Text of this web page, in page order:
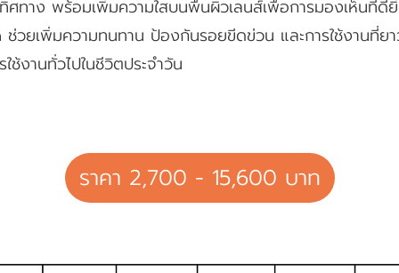
ศทาง พร้อมเพิ่มความใสบนพื้นผิวเลนส์เพื่อการมองเห็นที่ดี
ช่วยเพิ่มความทนทาน ป้องกันรอยขีดข่วน และการใช้งานที่ย
ช้งานทั่วไปในชีวิตประจำวัน
ราคา 2,700 - 15,600 บาท